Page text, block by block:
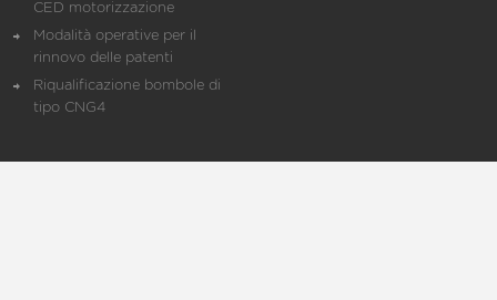
CED motorizzazione
Modalità operative per il
rinnovo delle patenti
Riqualificazione bombole di
tipo CNG4